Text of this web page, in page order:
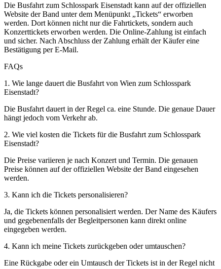
Die Busfahrt zum Schlosspark Eisenstadt kann auf der offiziellen
Website der Band unter dem Menüpunkt „Tickets“ erworben
werden. Dort können nicht nur die Fahrtickets, sondern auch
Konzerttickets erworben werden. Die Online-Zahlung ist einfach
und sicher. Nach Abschluss der Zahlung erhält der Käufer eine
Bestätigung per E-Mail.
FAQs
1. Wie lange dauert die Busfahrt von Wien zum Schlosspark
Eisenstadt?
Die Busfahrt dauert in der Regel ca. eine Stunde. Die genaue Dauer
hängt jedoch vom Verkehr ab.
2. Wie viel kosten die Tickets für die Busfahrt zum Schlosspark
Eisenstadt?
Die Preise variieren je nach Konzert und Termin. Die genauen
Preise können auf der offiziellen Website der Band eingesehen
werden.
3. Kann ich die Tickets personalisieren?
Ja, die Tickets können personalisiert werden. Der Name des Käufers
und gegebenenfalls der Begleitpersonen kann direkt online
eingegeben werden.
4. Kann ich meine Tickets zurückgeben oder umtauschen?
Eine Rückgabe oder ein Umtausch der Tickets ist in der Regel nicht